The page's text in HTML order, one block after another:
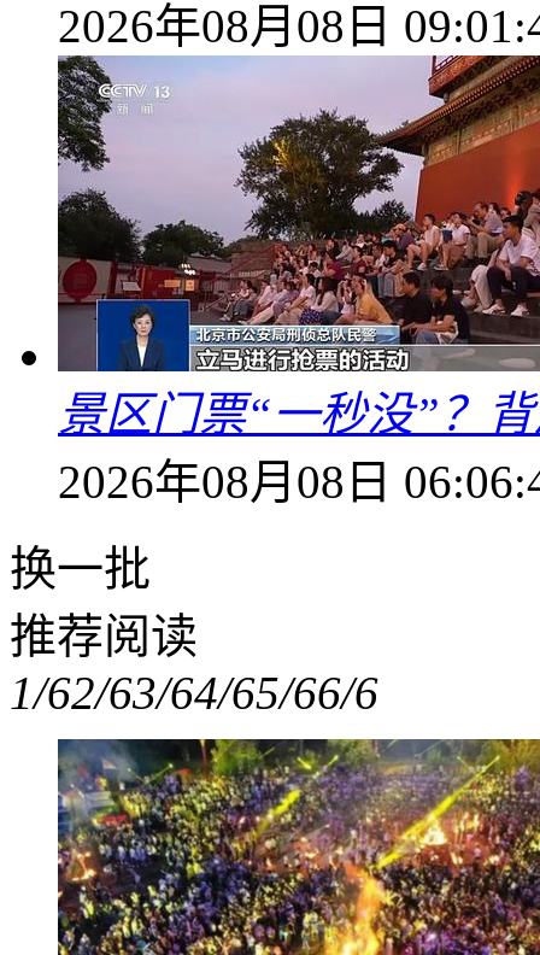
2026年08月08日
景区门票“一秒没”？
2026年08月08日
换一批
推荐阅读
1/62/63/64/65/66/6